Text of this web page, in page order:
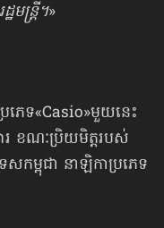
មន្ត្រី។»
េទ«Casio»មួយនេះ
រ ខណៈប្រិយមិត្តរបស់
កម្ពុជា នាឡិកាប្រភេទ